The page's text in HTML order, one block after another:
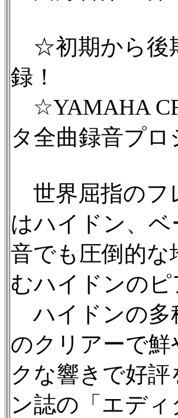
☆初期から後
録！
☆YAMAHA
タ全曲録音プ
世界屈指のフ
はハイドン、
音でも圧倒的
むハイドンの
ハイドンの多
のクリアーで
クな響きで好
ン誌の「エデ